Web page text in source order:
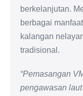
berkelanjutan.
berbagai
kalangan
tradisional.
“Pemasangan
pengawasan